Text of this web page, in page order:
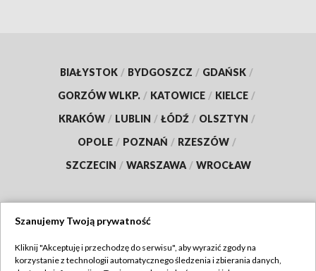
BIAŁYSTOK / BYDGOSZCZ / GDAŃSK /
GORZÓW WLKP. / KATOWICE / KIELCE /
KRAKÓW / LUBLIN / ŁÓDŹ / OLSZTYN /
OPOLE / POZNAŃ / RZESZÓW /
SZCZECIN / WARSZAWA / WROCŁAW
TVP
Szanujemy Twoją prywatność
Kliknij "Akceptuję i przechodzę do serwisu", aby wyrazić zgody na
korzystanie z technologii automatycznego śledzenia i zbierania danych,